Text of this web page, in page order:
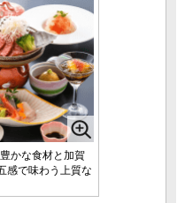
かな食材と加賀
感で味わう上質な